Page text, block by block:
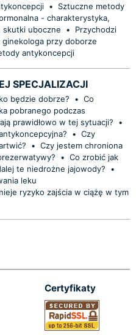
•
Sztuczne metody
- charakterystyka,
skutki uboczne
•
Przychodzi
przy doborze
antykoncepcji
SPECJALIZACJI
będzie dobrze? • Co
pobranego podczas
prawidłowo w tej sytuacji?
•
• Czy
• Czy jestem chroniona
• Co zrobić jak
te niedrożne jajowody?
•
leku
ryzyko zajścia w ciążę w tym
Certyfikaty